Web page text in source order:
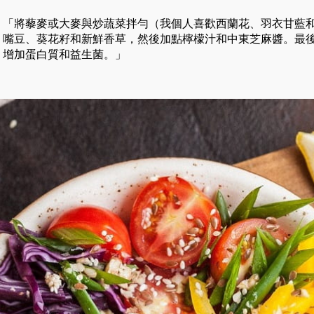
「將藜麥或大麥與炒蔬菜拌勻（我個人喜歡西蘭花、羽衣甘
嘴豆、葵花籽和新鮮香草，然後加點檸檬汁和中東芝麻醬。最
增加蛋白質和益生菌。」